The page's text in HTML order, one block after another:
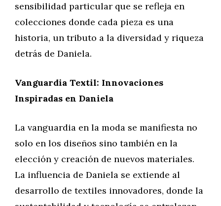
sensibilidad particular que se refleja en
colecciones donde cada pieza es una
historia, un tributo a la diversidad y riqueza
detrás de Daniela.
Vanguardia Textil: Innovaciones
Inspiradas en Daniela
La vanguardia en la moda se manifiesta no
solo en los diseños sino también en la
elección y creación de nuevos materiales.
La influencia de Daniela se extiende al
desarrollo de textiles innovadores, donde la